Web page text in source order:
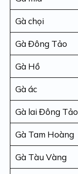
Gà chọi
Gà Đông Tảo
Gà Hồ
Gà ác
Gà lai Đông Tảo
Gà Tam Hoàng
Gà Tàu Vàng